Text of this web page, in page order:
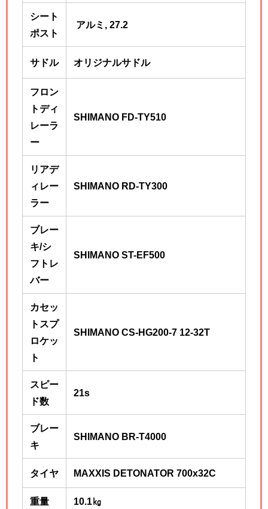
シート
ポスト
アルミ, 27.2
サドル オリジナルサドル
フロン
トディ
レーラ
ー
SHIMANO FD-TY510
リアデ
ィレー
ラー
SHIMANO RD-TY300
ブレー
キ/シ
フトレ
バー
SHIMANO ST-EF500
カセッ
トスプ
ロケッ
ト
SHIMANO CS-HG200-7 12-32T
スピー
ド数
21s
ブレー
キ
SHIMANO BR-T4000
タイヤ MAXXIS DETONATOR 700x32C
重量 10.1㎏